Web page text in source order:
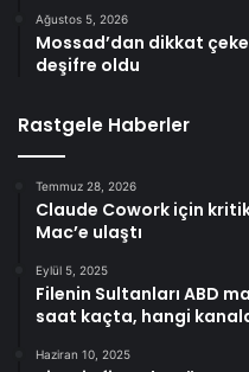
Ağustos 5, 2026
Mossad’dan dikkat
deşifre oldu
Rastgele Haberler
Temmuz 28, 2026
Claude Cowork için
Mac’e ulaştı
Eylül 5, 2025
Filenin Sultanları ABD
saat kaçta, hangi
Haziran 10, 2025